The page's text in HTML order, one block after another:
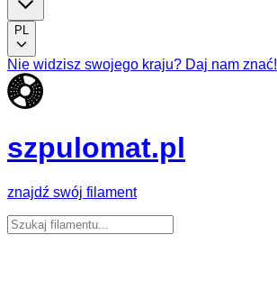
PL
Nie widzisz swojego kraju? Daj nam znać!
szpulomat.pl
znajdź swój filament